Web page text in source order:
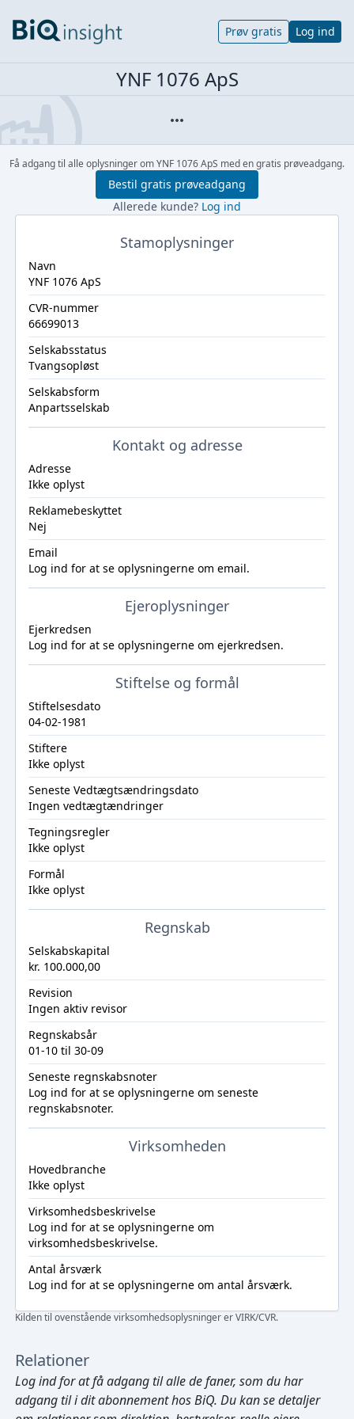
Prøv gratis Log ind
YNF 1076 ApS
Få adgang til alle oplysninger om YNF 1076 ApS med en gratis prøveadgang.
Bestil gratis prøveadgang
Allerede kunde? Log ind
Stamoplysninger
Navn
YNF 1076 ApS
CVR-nummer
66699013
Selskabsstatus
Tvangsopløst
Selskabsform
Anpartsselskab
Kontakt og adresse
Adresse
Ikke oplyst
Reklamebeskyttet
Nej
Email
Log ind for at se oplysningerne om email.
Ejeroplysninger
Ejerkredsen
Log ind for at se oplysningerne om ejerkredsen.
Stiftelse og formål
Stiftelsesdato
04-02-1981
Stiftere
Ikke oplyst
Seneste Vedtægtsændringsdato
Ingen vedtægtændringer
Tegningsregler
Ikke oplyst
Formål
Ikke oplyst
Regnskab
Selskabskapital
kr. 100.000,00
Revision
Ingen aktiv revisor
Regnskabsår
01-10 til 30-09
Seneste regnskabsnoter
Log ind for at se oplysningerne om seneste
regnskabsnoter.
Virksomheden
Hovedbranche
Ikke oplyst
Virksomhedsbeskrivelse
Log ind for at se oplysningerne om
virksomhedsbeskrivelse.
Antal årsværk
Log ind for at se oplysningerne om antal årsværk.
Kilden til ovenstående virksomhedsoplysninger er VIRK/CVR.
Relationer
Log indfor at få adgang til alle de faner, som du har
adgang til i dit abonnement hos BiQ. Du kan se detaljer